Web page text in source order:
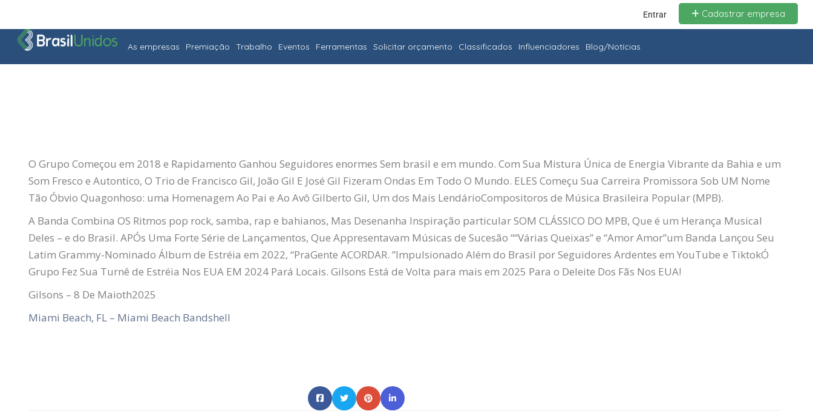
Entrar Cadastrar empresa
As empresas Premiação Trabalho Eventos Ferramentas Solicitar orçamento Classificados Influenciadores Blog/Notícias
O Grupo Começou em 2018 e Rapidamento Ganhou Seguidores enormes Sem brasil e em mundo. Com Sua Mistura Única de Energia Vibrante da Bahia e um
Som Fresco e Autontico, O Trio de Francisco Gil, João Gil E José Gil Fizeram Ondas Em Todo O Mundo. ELES Começu Sua Carreira Promissora Sob UM Nome
Tão Óbvio Quagonhoso: uma Homenagem Ao Pai e Ao Avô Gilberto Gil, Um dos Mais LendárioCompositoros de Música Brasileira Popular (MPB).
A Banda Combina OS Ritmos pop rock, samba, rap e bahianos, Mas Desenanha Inspiração particularSOM CLÁSSICO DO MPB, Que é um Herança Musical
Deles – e do Brasil. APÓs Uma Forte Série de Lançamentos, Que Appresentavam Músicas de Sucesão ““Várias Queixas”e “AmorAmor”um Banda Lançou Seu
Latim Grammy-Nominado Álbum de Estréia em 2022, “PraGente ACORDAR. ”Impulsionado Além do Brasil por Seguidores Ardentes em YouTube e TiktokÓ
Grupo Fez Sua Turnê de Estréia Nos EUA EM 2024 Pará Locais. Gilsons Está de Volta para mais em 2025 Para o Deleite Dos Fãs Nos EUA!
Gilsons – 8 De Maioth2025
Miami Beach, FL – Miami Beach Bandshell